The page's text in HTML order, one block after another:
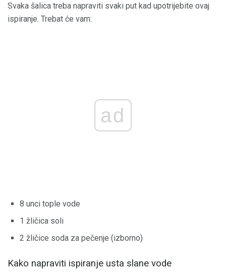
Svaka šalica treba napraviti svaki put kad upotrijebite ovaj
ispiranje. Trebat će vam:
ad
8 unci tople vode
1 žličica soli
2 žličice soda za pečenje (izborno)
Kako napraviti ispiranje usta slane vode